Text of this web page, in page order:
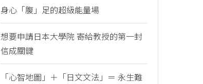
身心「腹」足的超級能量場
想要申請日本大學院 寄給教授的第一封
信成關鍵
「心智地圖」＋「日文文法」＝ 永生難